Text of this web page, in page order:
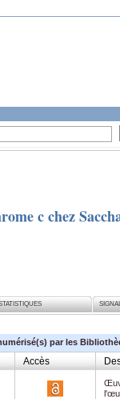
c chez
par les
Accès